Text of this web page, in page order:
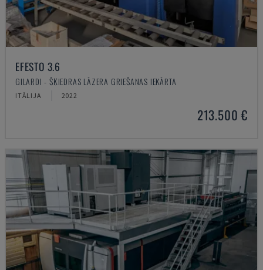
EFESTO 3.6
GILARDI - ŠĶIEDRAS LĀZERA GRIEŠANAS IEKĀRTA
ITĀLIJA 2022
213.500 €